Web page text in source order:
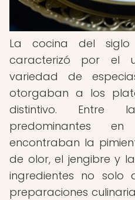
La cocina del siglo
caracterizó por el
variedad de
otorgaban a los
distintivo. Entre
predominantes
encontraban la
de olor, el jengibre y
ingredientes no
preparaciones